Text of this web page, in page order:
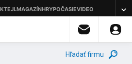
Hľadať firmu